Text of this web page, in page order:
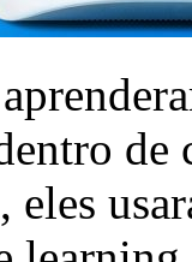
eles